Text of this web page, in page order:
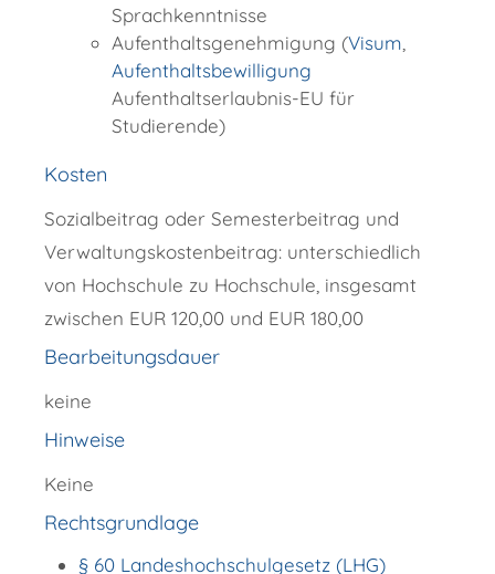
Sprachkenntnisse
Aufenthaltsgenehmigung (Visum
Aufenthaltsbewilligung
Aufenthaltserlaubnis-EU für
Studierende)
Kosten
Sozialbeitrag oder Semesterbeitrag und
Verwaltungskostenbeitrag: unterschiedlich
von Hochschule zu Hochschule, insgesamt
zwischen EUR 120,00 und EUR 180,00
Bearbeitungsdauer
keine
Hinweise
Keine
Rechtsgrundlage
§ 60 Landeshochschulgesetz (LHG)